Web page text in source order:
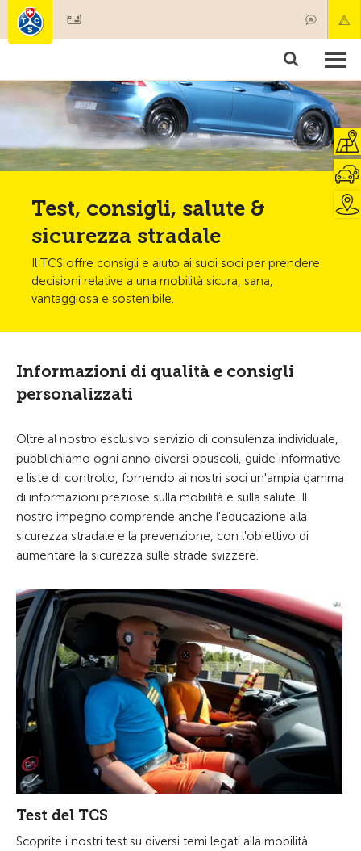
Societariato & prestazioni
Test, sicurezza & salute
Test, consigli, salute &
sicurezza stradale
Il TCS offre consigli e aiuto ai suoi soci per prendere
decisioni relative a una mobilità sicura, sana,
vantaggiosa e sostenibile.
Informazioni di qualità e consigli
personalizzati
Oltre al nostro esclusivo servizio di consulenza individuale,
pubblichiamo ogni anno diversi opuscoli, guide informative
e liste di controllo, fornendo ai nostri soci un'ampia gamma
di informazioni preziose sulla mobilità e sulla salute. Il
nostro impegno comprende anche l'educazione alla
sicurezza stradale e la prevenzione, con l'obiettivo di
aumentare la sicurezza sulle strade svizzere.
Test del TCS
Scoprite i nostri test su diversi temi legati alla mobilità.